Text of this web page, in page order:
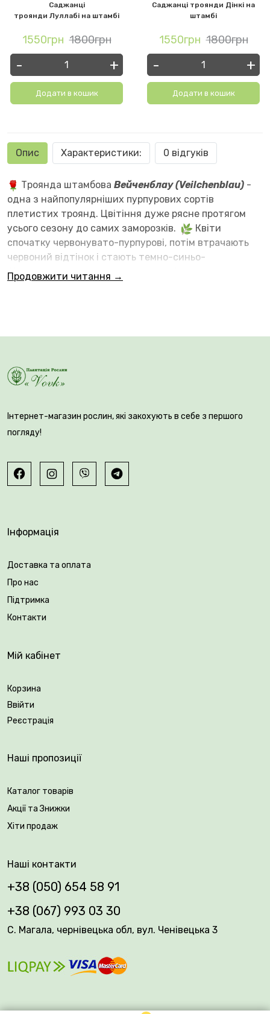
Саджанці
троянди Луллабі на штамбі
1550грн 1800грн
- +
Додати в кошик
Саджанці троянди Дінкі на
штамбі
1550грн 1800грн
- +
Додати в кошик
Опис Характеристики: 0 відгуків
Троянда штамбова Вейченблау (Veilchenblau) -
одна з найпопулярніших пурпурових сортів
плетистих троянд. Цвітіння дуже рясне протягом
усього сезону до самих заморозків.
Квіти
спочатку червонувато-пурпурові, потім втрачають
червоний відтінок і стають темно-синьо-
фіолетовими, а перед в'яненням - сіро-ліловими,
Вік саджанця: 3 роки.
Продовжити читання →
Інтернет-магазин рослин, які закохують в себе з першого
погляду!
Інформація
Доставка та оплата
Про нас
Підтримка
Контакти
Мій кабінет
Корзина
Ввійти
Реєстрація
Наші пропозиції
Каталог товарів
Акції та Знижки
Хіти продаж
Наші контакти
+38 (050) 654 58 91
+38 (067) 993 03 30
С. Магала, чернівецька обл, вул. Ченівецька 3